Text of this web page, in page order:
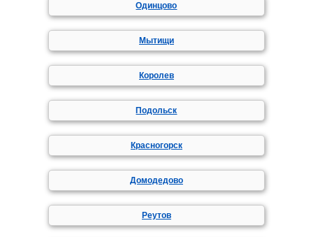
Одинцово
Мытищи
Королев
Подольск
Красногорск
Домодедово
Реутов